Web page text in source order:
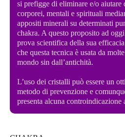
si prefigge di eliminare e/o aiutare
corporei, mentali e spirituali
appositi minerali su determinati
chakra. A questo proposito ad
prova scientifica della sua
che questa tecnica è usata da
mondo sin dall’antichità.
L’uso dei cristalli può essere un
metodo di prevenzione e
presenta alcuna controindicazione